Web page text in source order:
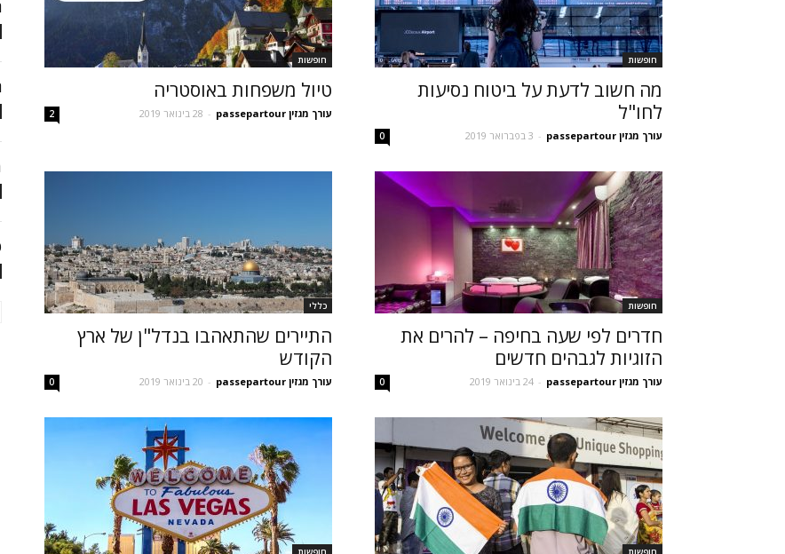
חופשות
מה חשוב לדעת על ביטוח נסיעות
לחו"ל
עורך מגזין passepartour - 3 בפברואר 2019 0
חופשות
טיול משפחות באוסטריה
עורך מגזין passepartour - 28 בינואר 2019 2
חופשות
חדרים לפי שעה בחיפה – להרים את
הזוגיות לגבהים חדשים
עורך מגזין passepartour - 24 בינואר 2019 0
כללי
התיירים שהתאהבו בנדל"ן של ארץ
הקודש
עורך מגזין passepartour - 20 בינואר 2019 0
חופשות חופשות